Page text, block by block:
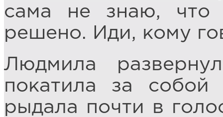
сама не знаю,
решено. Иди, кому
Людмила
покатила за
рыдала почти в